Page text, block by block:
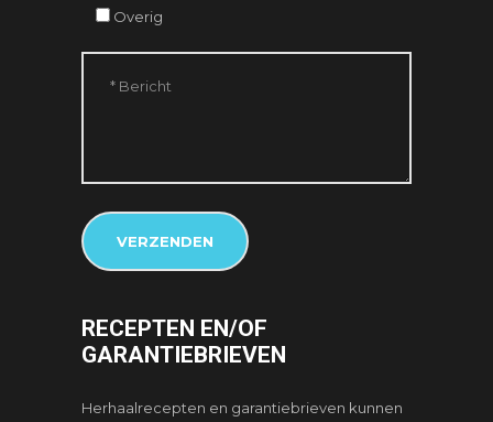
Overig
RECEPTEN EN/OF
GARANTIEBRIEVEN
Herhaalrecepten en garantiebrieven kunnen